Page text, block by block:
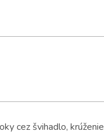
cez švihadlo, krúženie